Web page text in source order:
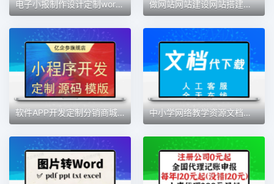
电子小报制作设计定制word模板手抄报黑白线稿板报排版海报定做 做网站网站建设网站搭建网站开发网站企业建站
软件APP开发定制分销商城直播社交语聊短剧游戏小程序 中小学网络教学资源文档整理服务小初高资源服务21中华高考